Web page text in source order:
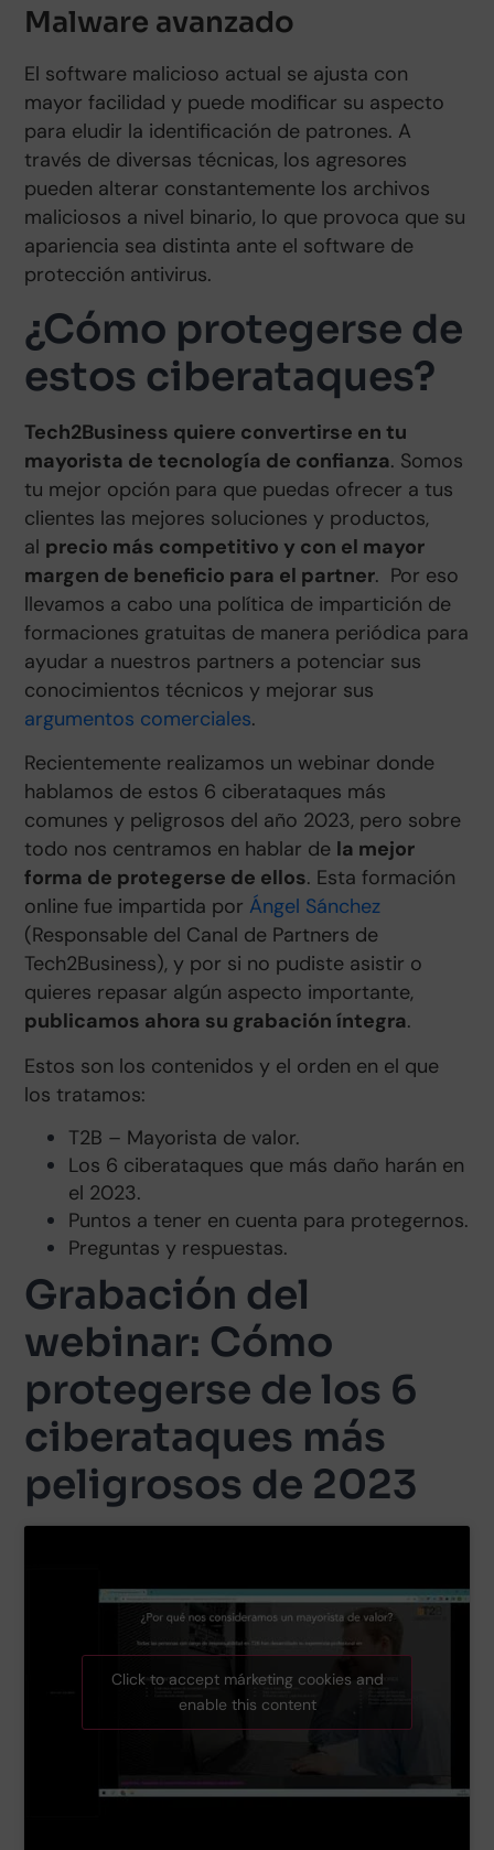
Malware avanzado
El software malicioso actual se ajusta con
mayor facilidad y puede modificar su aspecto
para eludir la identificación de patrones. A
través de diversas técnicas, los agresores
pueden alterar constantemente los archivos
maliciosos a nivel binario, lo que provoca que su
apariencia sea distinta ante el software de
protección antivirus.
¿Cómo protegerse de
estos ciberataques?
Tech2Business quiere convertirse en tu
mayorista de tecnología de confianza. Somos
tu mejor opción para que puedas ofrecer a tus
clientes las mejores soluciones y productos,
al precio más competitivo y con el mayor
margen de beneficio para el partner. Por eso
llevamos a cabo una política de impartición de
formaciones gratuitas de manera periódica para
ayudar a nuestros partners a potenciar sus
conocimientos técnicos y mejorar sus
argumentos comerciales.
Recientemente realizamos un webinar donde
hablamos de estos 6 ciberataques más
comunes y peligrosos del año 2023, pero sobre
todo nos centramos en hablar de la mejor
forma de protegerse de ellos. Esta formación
online fue impartida por Ángel Sánchez
(Responsable del Canal de Partners de
Tech2Business), y por si no pudiste asistir o
quieres repasar algún aspecto importante,
publicamos ahora su grabación íntegra.
Estos son los contenidos y el orden en el que
los tratamos:
T2B – Mayorista de valor.
Los 6 ciberataques que más daño harán en
el 2023.
Puntos a tener en cuenta para protegernos.
Preguntas y respuestas.
Grabación del
webinar: Cómo
protegerse de los 6
ciberataques más
peligrosos de 2023
Click to accept márketing cookies and
enable this content